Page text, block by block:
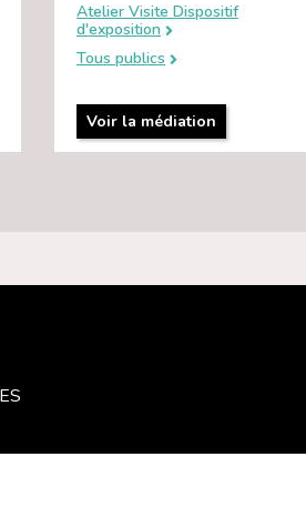
Atelier Visite Dispositif
d'exposition
Tous publics
Voir la médiation